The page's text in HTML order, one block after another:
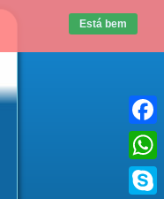
Está bem